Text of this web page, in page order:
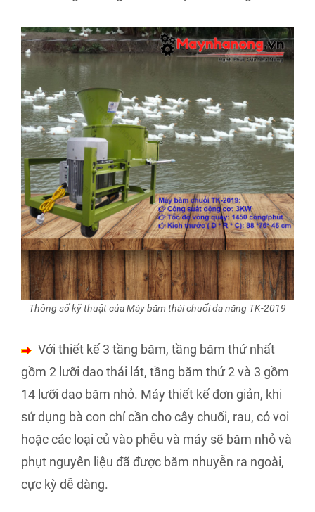
Thông số kỹ thuật của Máy băm thái chuối đa năng TK-2019
Với thiết kế 3 tầng băm, tầng băm thứ nhất
gồm 2 lưỡi dao thái lát, tầng băm thứ 2 và 3 gồm
14 lưỡi dao băm nhỏ. Máy thiết kế đơn giản, khi
sử dụng bà con chỉ cần cho cây chuối, rau, cỏ voi
hoặc các loại củ vào phễu và máy sẽ băm nhỏ và
phụt nguyên liệu đã được băm nhuyễn ra ngoài,
cực kỳ dễ dàng.